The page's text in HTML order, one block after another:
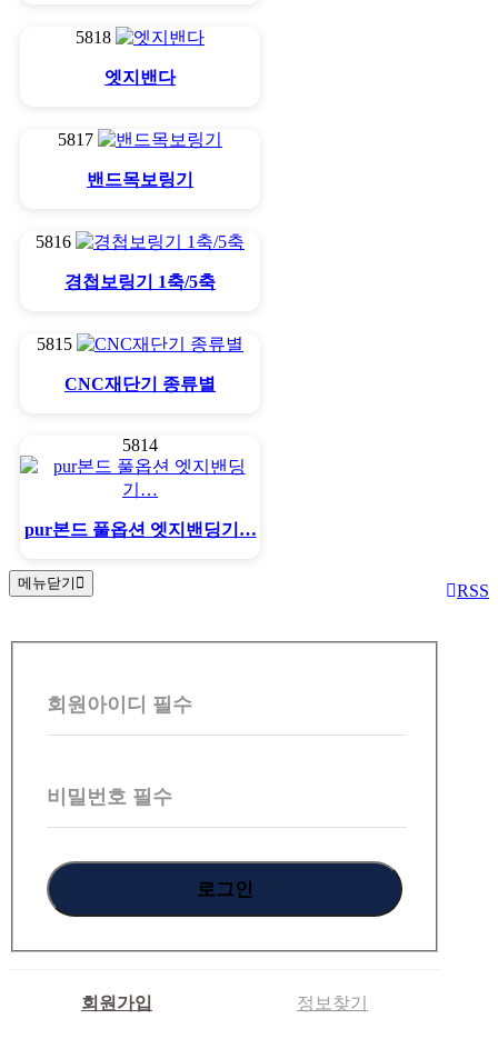
5818
엣지밴다
5817
밴드목보링기
5816
경첩보링기 1축/5축
5815
CNC재단기 종류별
5814
pur본드 풀옵션 엣지밴딩기…
RSS
메뉴닫기
회
회원아이디 필수
비밀번호 필수
회원가입 정보찾기